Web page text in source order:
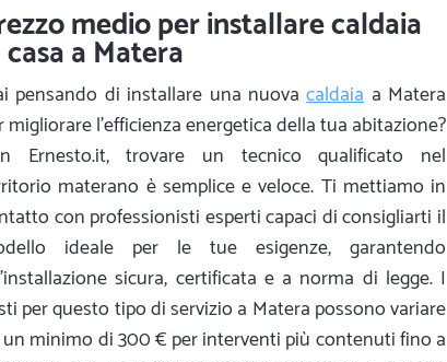
medio per installare caldaia
a Matera
pensando di installare una nuovacaldaiaa Matera
migliorare l'efficienza energetica della tua abitazione?
Ernesto.it, trovare un tecnico qualificato nel
materano è semplice e veloce. Ti mettiamo in
con professionisti esperti capaci di consigliarti il
ideale per le tue esigenze, garantendo
sicura, certificata e a norma di legge. I
per questo tipo di servizio a Matera possono variare
minimo di 300 € per interventi più contenuti fino a